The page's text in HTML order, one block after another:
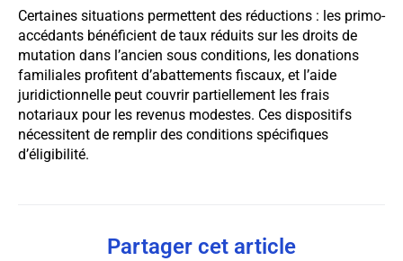
Certaines situations permettent des réductions : les primo-
accédants bénéficient de taux réduits sur les droits de
mutation dans l’ancien sous conditions, les donations
familiales profitent d’abattements fiscaux, et l’aide
juridictionnelle peut couvrir partiellement les frais
notariaux pour les revenus modestes. Ces dispositifs
nécessitent de remplir des conditions spécifiques
d’éligibilité.
Partager cet article